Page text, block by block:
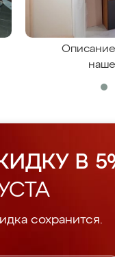
В
сохранится.